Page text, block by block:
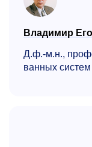
Владимир
Д.ф.-м.н.,
ванных